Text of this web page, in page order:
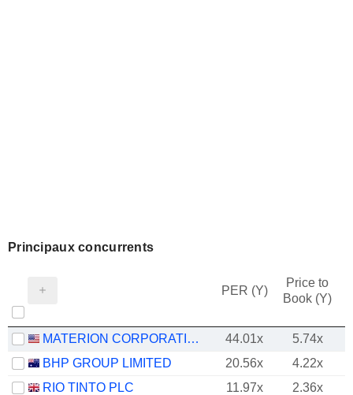
Principaux concurrents
PER (Y)
Price to
Book (Y)
MATERION CORPORATION 44.01x
5.74x
BHP GROUP LIMITED
20.56x
4.22x
RIO TINTO PLC
11.97x
2.36x